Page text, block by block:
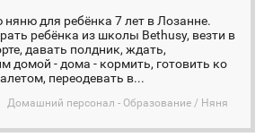
для ребёнка 7 лет в Лозанне.
ребёнка из школы Bethusy, везти в
давать полдник, ждать,
домой - дома - кормить, готовить ко
переодевать в...
Домашний персонал - Образование / Няня